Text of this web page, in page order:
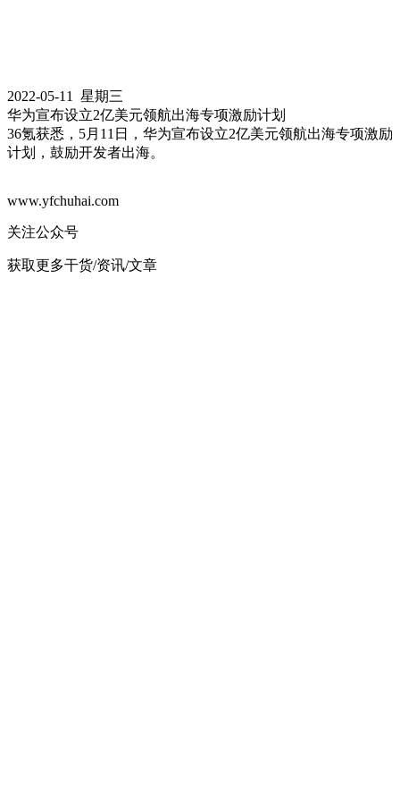
2022-05-11 星期三
华为宣布设立2亿美元领航出海专项激励计划
36氪获悉，5月11日，华为宣布设立2亿美元领航出海专项激励
计划，鼓励开发者出海。
www.yfchuhai.com
关注公众号
获取更多干货/资讯/文章